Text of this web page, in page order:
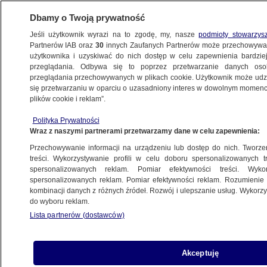
ŚWIAT
prasową, w tle alarm przeciwlotniczy
22.12.2023, 14:50
Udostępnij
Dbamy o Twoją prywatność
Jeśli użytkownik wyrazi na to zgodę, my, naszepodmioty
Partnerów IAB oraz30 innych Zaufanych Partnerów może
użytkownika i uzyskiwać do nich dostęp w celu zapewnienia
przeglądania. Odbywa się to poprzez przetwarzanie danych
przeglądania przechowywanych w plikach cookie. Użytkownik może
się przetwarzaniu w oparciu o uzasadniony interes w dowolnym
plików cookie i reklam”.
Polityka Prywatności
Wraz z naszymi partnerami przetwarzamy dane w celu zapewnienia:
Przechowywanie informacji na urządzeniu lub dostęp do nich.
treści. Wykorzystywanie profili w celu doboru spersonalizowanych
spersonalizowanych reklam. Pomiar efektywności treści.
spersonalizowanych reklam. Pomiar efektywności reklam.
kombinacji danych z różnych źródeł. Rozwój i ulepszanie usług.
do wyboru reklam.
Lista partnerów (dostawców)
Akceptuję